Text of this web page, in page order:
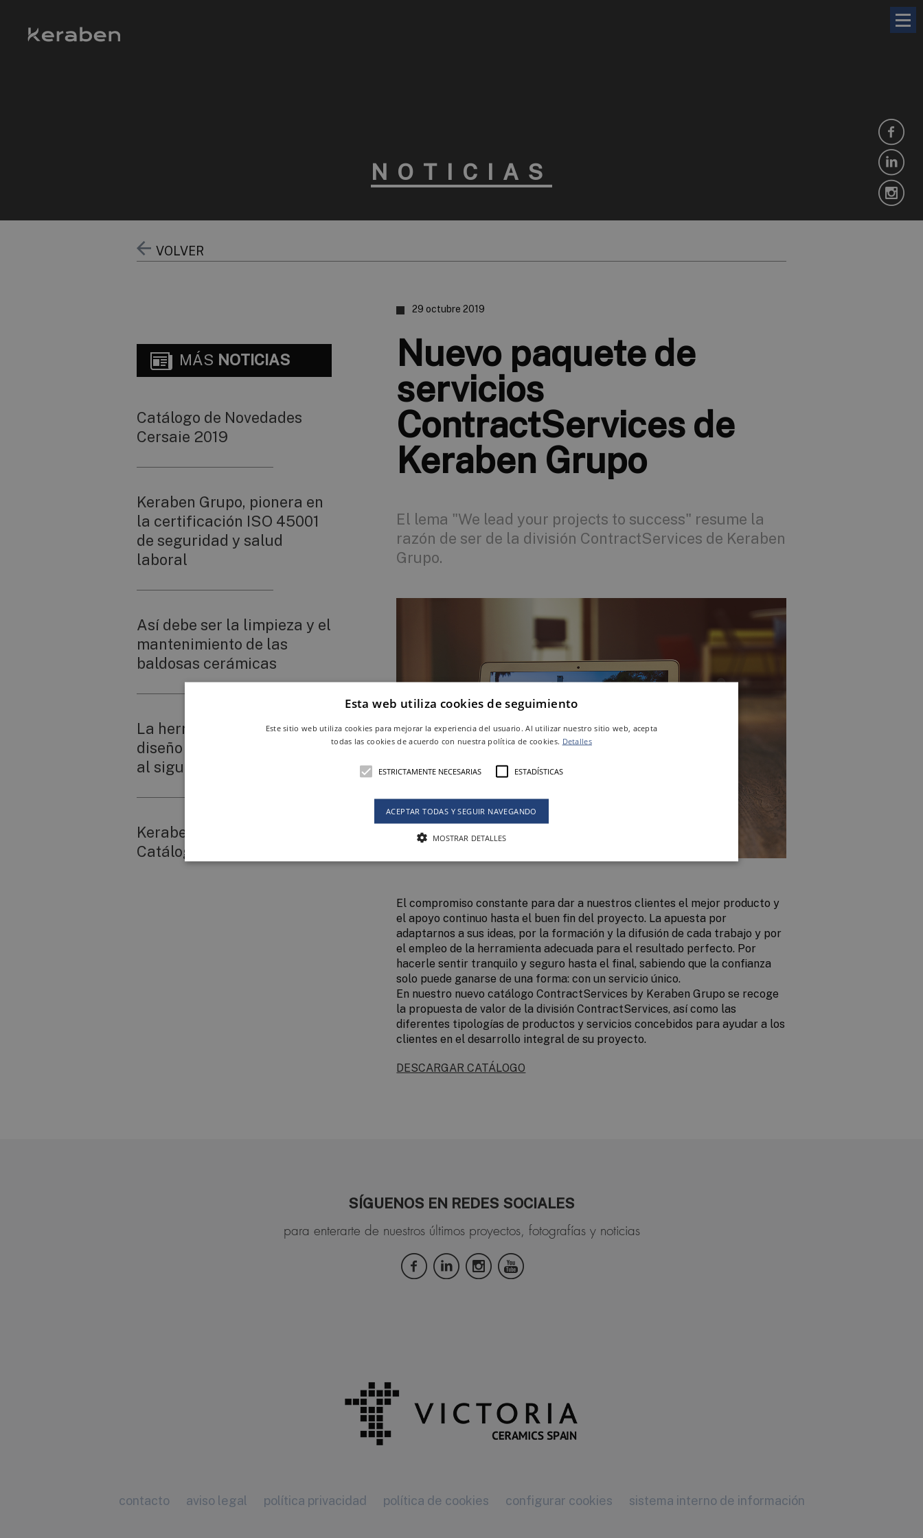
NOTICIAS
VOLVER
29 octubre 2019
Nuevo paquete de
servicios
ContractServices de
Keraben Grupo
El lema "We lead your projects to success" resume la
razón de ser de la división ContractServices de Keraben
Grupo.
El compromiso constante para dar a nuestros clientes el mejor producto y
el apoyo continuo hasta el buen fin del proyecto. La apuesta por
adaptarnos a sus ideas, por la formación y la difusión de cada trabajo y por
el empleo de la herramienta adecuada para el resultado perfecto. Por
hacerle sentir tranquilo y seguro hasta el final, sabiendo que la confianza
solo puede ganarse de una forma: con un servicio único.
En nuestro nuevo catálogo ContractServices by Keraben Grupo se recoge
la propuesta de valor de la división ContractServices, así como las
diferentes tipologías de productos y servicios concebidos para ayudar a los
clientes en el desarrollo integral de su proyecto.
DESCARGAR CATÁLOGO
MÁS NOTICIAS
Catálogo de Novedades
Cersaie 2019
Keraben Grupo, pionera en
la certificación ISO 45001
de seguridad y salud
laboral
Así debe ser la limpieza y el
mantenimiento de las
baldosas cerámicas
La herramienta online de
diseño 3D de Keraben pasa
al siguiente nivel
Keraben presenta su nuevo
Catálogo General 19/20
SÍGUENOS EN REDES SOCIALES
para enterarte de nuestros últimos proyectos, fotografías y noticias
contacto aviso legal política privacidad política de cookies configurar cookies sistema interno de información
Esta web utiliza cookies de seguimiento
Este sitio web utiliza cookies para mejorar la experiencia del usuario. Al utilizar nuestro sitio web, acepta
todas las cookies de acuerdo con nuestra política de cookies. Detalles
ESTRICTAMENTE NECESARIAS ESTADÍSTICAS
ACEPTAR TODAS Y SEGUIR NAVEGANDO
MOSTRAR DETALLES